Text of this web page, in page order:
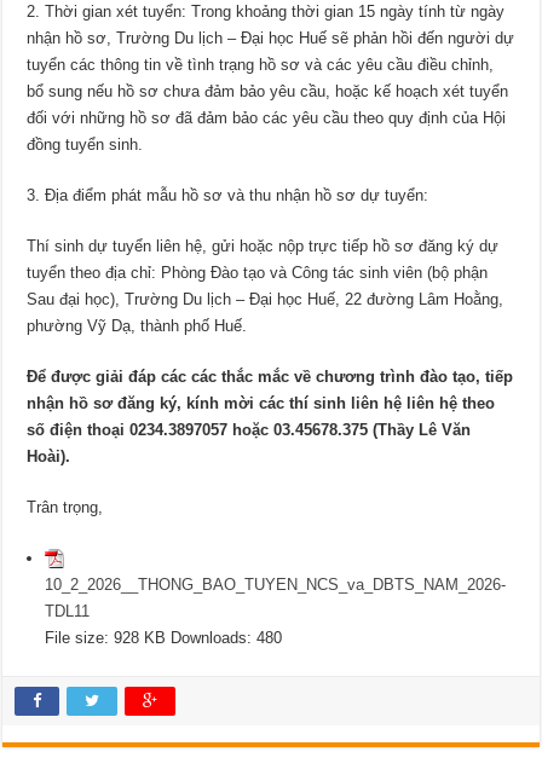
2. Thời gian xét tuyển:Trong khoảng thời gian 15 ngày tính từ ngày
nhận hồ sơ, Trường Du lịch – Đại học Huế sẽ phản hồi đến người dự
tuyển các thông tin về tình trạng hồ sơ và các yêu cầu điều chỉnh,
bổ sung nếu hồ sơ chưa đảm bảo yêu cầu, hoặc kế hoạch xét tuyển
đối với những hồ sơ đã đảm bảo các yêu cầu theo quy định của Hội
đồng tuyển sinh.
3. Địa điểm phát mẫu hồ sơ và thu nhận hồ sơ dự tuyển:
Thí sinh dự tuyển liên hệ, gửi hoặc nộp trực tiếp hồ sơ đăng ký dự
tuyển theo địa chỉ: Phòng Đào tạo và Công tác sinh viên (bộ phận
Sau đại học), Trường Du lịch – Đại học Huế, 22 đường Lâm Hoằng,
phường Vỹ Dạ, thành phố Huế.
Để được giải đáp các các thắc mắc về chương trình đào tạo, tiếp
nhận hồ sơ đăng ký, kính mời các thí sinh liên hệ liên hệ theo
số điện thoại 0234.3897057 hoặc 03.45678.375 (Thầy Lê Văn
Hoài).
Trân trọng,
10_2_2026__THONG_BAO_TUYEN_NCS_va_DBTS_NAM_2026-
TDL11
File size: 928 KB Downloads: 480